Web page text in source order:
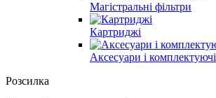
Магістральні фільтри
Картриджі
Аксесуари і комплектуючі
Розсилка